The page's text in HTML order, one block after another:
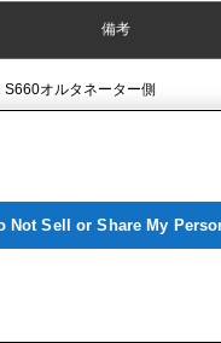
備考
S660オルタネーター側
Not Sell or Share My